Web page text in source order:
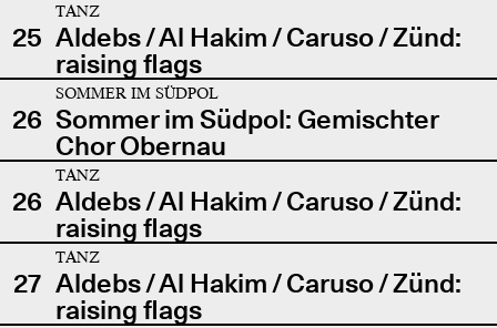
25
TANZ
Aldebs / Al Hakim / Caruso / Zünd:
raising flags
26
SOMMER IM SÜDPOL
Sommer im Südpol: Gemischter
Chor Obernau
26
TANZ
Aldebs / Al Hakim / Caruso / Zünd:
raising flags
27
TANZ
Aldebs / Al Hakim / Caruso / Zünd:
raising flags